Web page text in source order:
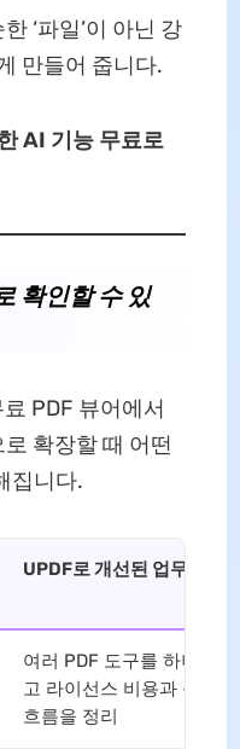
‘파일’이 아닌 강
만들어 줍니다.
AI 기능 무료로
확인할 수 있
PDF 뷰어에서
확장할 때 어떤
집니다.
UPDF로 개선된 업무
여러 PDF 도구를 하나로
고 라이선스 비용과 문서
흐름을 정리